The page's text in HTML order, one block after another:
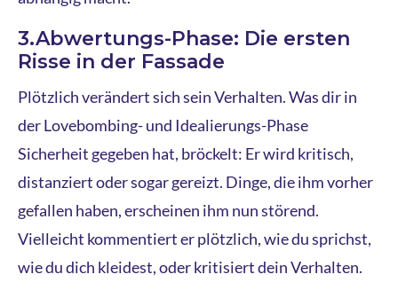
3.Abwertungs-Phase: Die ersten
Risse in der Fassade
Plötzlich verändert sich sein Verhalten. Was dir in
der Lovebombing- und Idealierungs-Phase
Sicherheit gegeben hat, bröckelt: Er wird kritisch,
distanziert oder sogar gereizt. Dinge, die ihm vorher
gefallen haben, erscheinen ihm nun störend.
Vielleicht kommentiert er plötzlich, wie du sprichst,
wie du dich kleidest, oder kritisiert dein Verhalten.